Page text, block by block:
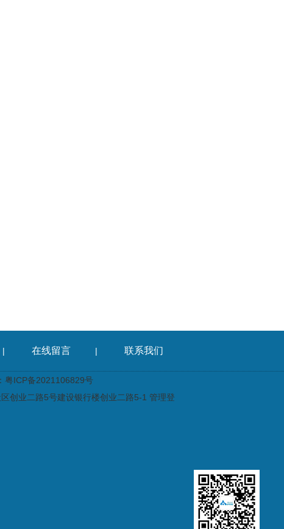
| 在线留言 | 联系我们
粤ICP备2021106829号
创业二路5号建设银行楼创业二路5-1 管理登